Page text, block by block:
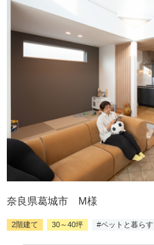
奈良県葛城市 M様
2階建て 30～40坪 #ペットと暮らす